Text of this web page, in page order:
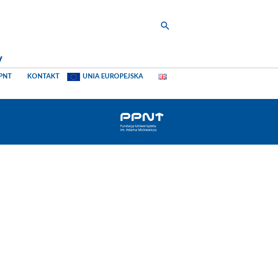
KONTAKT UNIA EUROPEJSKA